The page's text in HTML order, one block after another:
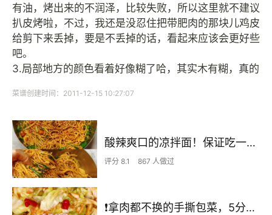
有油，烤出来的不润泽，比较失败，所以这里就不建议
扒皮烤啦，不过，我还是没忍住把带肥肉的那块儿鸡皮
给剪下来丢掉，要是不丢掉的话，看起来应该会更好些
吧。
3.局部地方的颜色看着好像糊了哈，其实木有糊，真的
菜谱创建时间：2011-12-15 10:27:07
酸辣爽口的凉拌面！保证吃一次就上瘾
评分 8.1 867 人做过
❗拿肉都不换的手撕包菜，5分钟快手家常菜🔥